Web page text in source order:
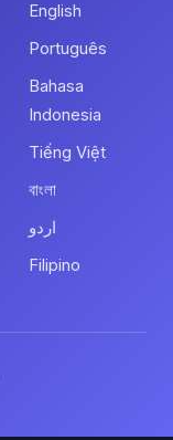
English
Português
Bahasa
Indonesia
Tiếng Việt
বাংলা
اردو
Filipino